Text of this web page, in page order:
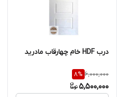
درب HDF خام چهارقاب مادرید
6,000,000
8%
5,500,000